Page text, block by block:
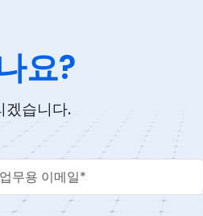
요?
겠습니다.
Email